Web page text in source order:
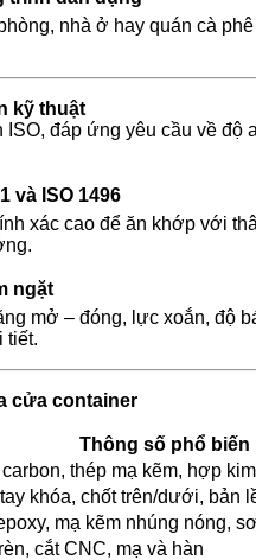
nhà ở hay quán cà
kỹ thuật
đáp ứng yêu cầu về độ
và ISO 1496
xác cao để ăn khớp với
ngặt
mở – đóng, lực xoắn, độ
tiết.
cửa container
Thông số phổ biến
thép mạ kẽm, hợp
khóa, chốt trên/dưới, bản
mạ kẽm nhúng nóng,
cắt CNC, mạ và hàn